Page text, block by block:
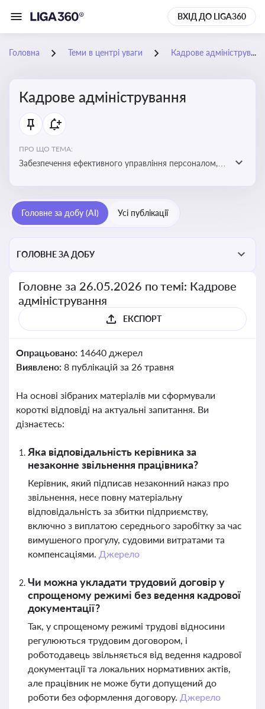
ВХІД ДО LIGA360
Головна Теми в центрі уваги Кадрове адміністрування
Кадрове адміністрування
ПРО ЩО ТЕМА:
Забезпечення ефективного управління персоналом,
Головне за добу (AI) Усі публікації
ГОЛОВНЕ ЗА ДОБУ
Головне за 26.05.2026 по темі: Кадрове
адміністрування
ЕКСПОРТ
Опрацьовано: 14640 джерел
Виявлено: 8 публікацій за 26 травня
На основі зібраних матеріалів ми сформували
короткі відповіді на актуальні запитання. Ви
дізнаєтесь:
Яка відповідальність керівника за
незаконне звільнення працівника?
Керівник, який підписав незаконний наказ про
звільнення, несе повну матеріальну
відповідальність за збитки підприємству,
включно з виплатою середнього заробітку за час
вимушеного прогулу, судовими витратами та
компенсаціями. Джерело
Чи можна укладати трудовий договір у
спрощеному режимі без ведення кадрової
документації?
Так, у спрощеному режимі трудові відносини
регулюються трудовим договором, і
роботодавець звільняється від ведення кадрової
документації та локальних нормативних актів,
але працівник не може бути допущений до
роботи без оформлення договору. Джерело